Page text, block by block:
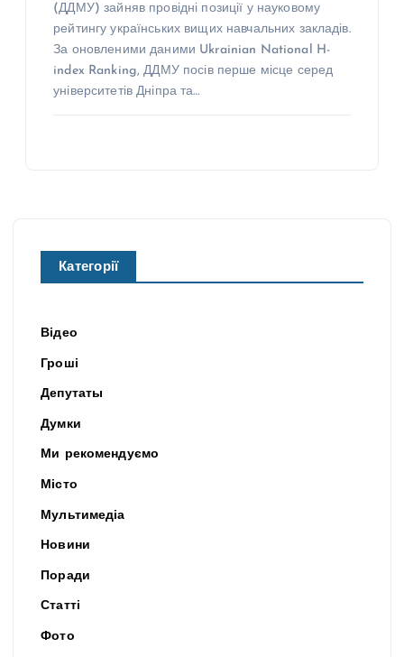
(ДДМУ) зайняв провідні позиції у науковому
рейтингу українських вищих навчальних закладів.
За оновленими даними Ukrainian National H-
index Ranking, ДДМУ посів перше місце серед
університетів Дніпра та…
Категорії
Відео
Гроші
Депутаты
Думки
Ми рекомендуємо
Місто
Мультимедіа
Новини
Поради
Статті
Фото